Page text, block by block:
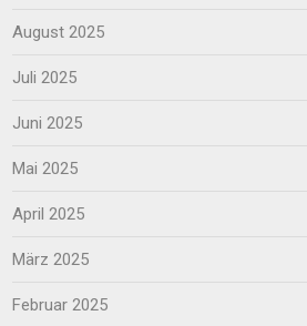
August 2025
Juli 2025
Juni 2025
Mai 2025
April 2025
März 2025
Februar 2025